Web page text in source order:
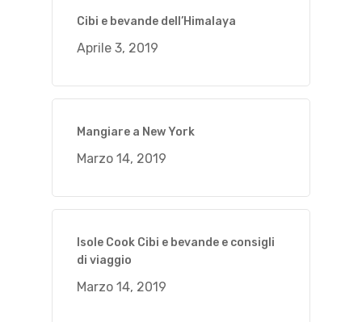
Cibi e bevande dell’Himalaya
Aprile 3, 2019
Mangiare a New York
Marzo 14, 2019
Isole Cook Cibi e bevande e consigli
di viaggio
Marzo 14, 2019